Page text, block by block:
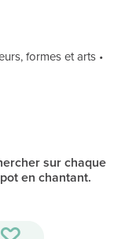
formes et arts •
sur chaque
en chantant.